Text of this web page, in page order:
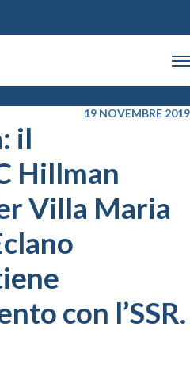
19 NOVEMBRE 2019
il
Hillman
Villa Maria
con l’SSR.